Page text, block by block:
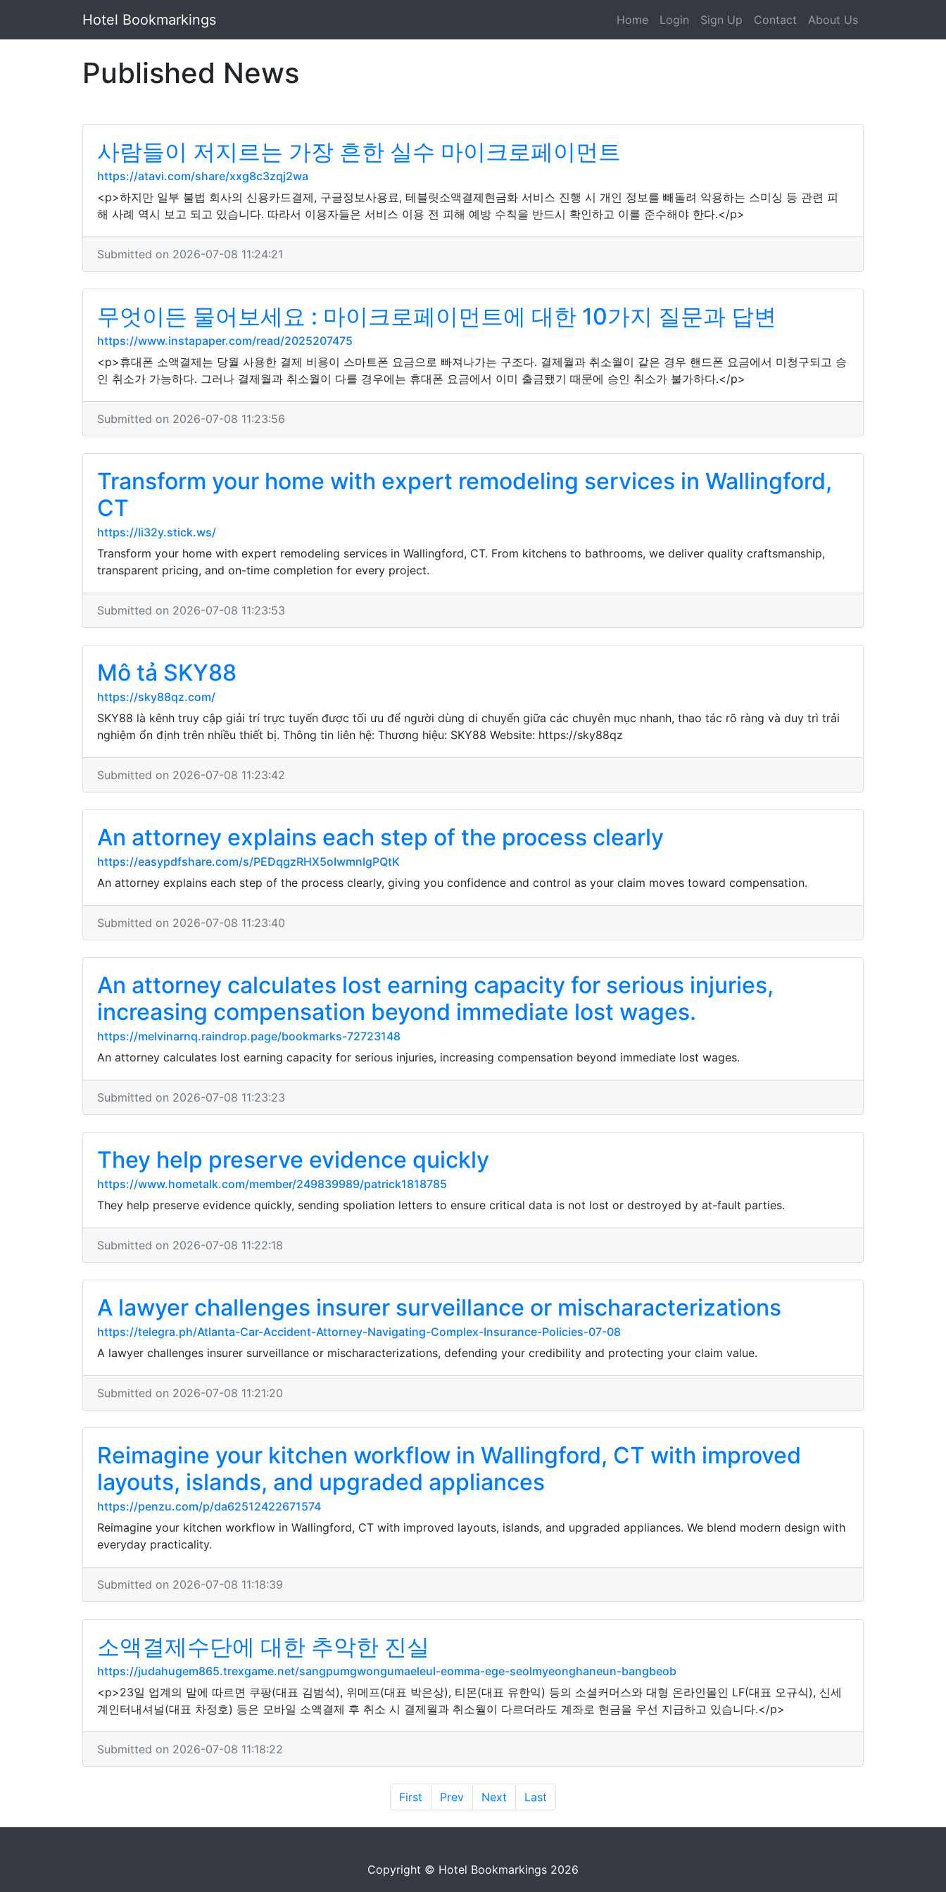
Hotel Bookmarkings Home Login Sign Up Contact About Us
Published News
사람들이 저지르는 가장 흔한 실수 마이크로페이먼트
https://atavi.com/share/xxg8c3zqj2wa
<p>하지만 일부 불법 회사의 신용카드결제, 구글정보사용료, 테블릿소액결제현금화 서비스 진행 시 개인 정보를 빼돌려 악용하는 스미싱 등 관련 피
해 사례 역시 보고 되고 있습니다. 따라서 이용자들은 서비스 이용 전 피해 예방 수칙을 반드시 확인하고 이를 준수해야 한다.</p>
Submitted on 2026-07-08 11:24:21
무엇이든 물어보세요 : 마이크로페이먼트에 대한 10가지 질문과 답변
https://www.instapaper.com/read/2025207475
<p>휴대폰 소액결제는 당월 사용한 결제 비용이 스마트폰 요금으로 빠져나가는 구조다. 결제월과 취소월이 같은 경우 핸드폰 요금에서 미청구되고 승
인 취소가 가능하다. 그러나 결제월과 취소월이 다를 경우에는 휴대폰 요금에서 이미 출금됐기 때문에 승인 취소가 불가하다.</p>
Submitted on 2026-07-08 11:23:56
Transform your home with expert remodeling services in Wallingford,
CT
https://li32y.stick.ws/
Transform your home with expert remodeling services in Wallingford, CT. From kitchens to bathrooms, we deliver quality craftsmanship,
transparent pricing, and on-time completion for every project.
Submitted on 2026-07-08 11:23:53
Mô tả SKY88
https://sky88qz.com/
SKY88 là kênh truy cập giải trí trực tuyến được tối ưu để người dùng di chuyển giữa các chuyên mục nhanh, thao tác rõ ràng và duy trì trải
nghiệm ổn định trên nhiều thiết bị. Thông tin liên hệ: Thương hiệu: SKY88 Website: https://sky88qz
Submitted on 2026-07-08 11:23:42
An attorney explains each step of the process clearly
https://easypdfshare.com/s/PEDqgzRHX5oIwmnIgPQtK
An attorney explains each step of the process clearly, giving you confidence and control as your claim moves toward compensation.
Submitted on 2026-07-08 11:23:40
An attorney calculates lost earning capacity for serious injuries,
increasing compensation beyond immediate lost wages.
https://melvinarnq.raindrop.page/bookmarks-72723148
An attorney calculates lost earning capacity for serious injuries, increasing compensation beyond immediate lost wages.
Submitted on 2026-07-08 11:23:23
They help preserve evidence quickly
https://www.hometalk.com/member/249839989/patrick1818785
They help preserve evidence quickly, sending spoliation letters to ensure critical data is not lost or destroyed by at-fault parties.
Submitted on 2026-07-08 11:22:18
A lawyer challenges insurer surveillance or mischaracterizations
https://telegra.ph/Atlanta-Car-Accident-Attorney-Navigating-Complex-Insurance-Policies-07-08
A lawyer challenges insurer surveillance or mischaracterizations, defending your credibility and protecting your claim value.
Submitted on 2026-07-08 11:21:20
Reimagine your kitchen workflow in Wallingford, CT with improved
layouts, islands, and upgraded appliances
https://penzu.com/p/da62512422671574
Reimagine your kitchen workflow in Wallingford, CT with improved layouts, islands, and upgraded appliances. We blend modern design with
everyday practicality.
Submitted on 2026-07-08 11:18:39
소액결제수단에 대한 추악한 진실
https://judahugem865.trexgame.net/sangpumgwongumaeleul-eomma-ege-seolmyeonghaneun-bangbeob
<p>23일 업계의 말에 따르면 쿠팡(대표 김범석), 위메프(대표 박은상), 티몬(대표 유한익) 등의 소셜커머스와 대형 온라인몰인 LF(대표 오규식), 신세
계인터내셔널(대표 차정호) 등은 모바일 소액결제 후 취소 시 결제월과 취소월이 다르더라도 계좌로 현금을 우선 지급하고 있습니다.</p>
Submitted on 2026-07-08 11:18:22
First Prev Next Last
Copyright © Hotel Bookmarkings 2026